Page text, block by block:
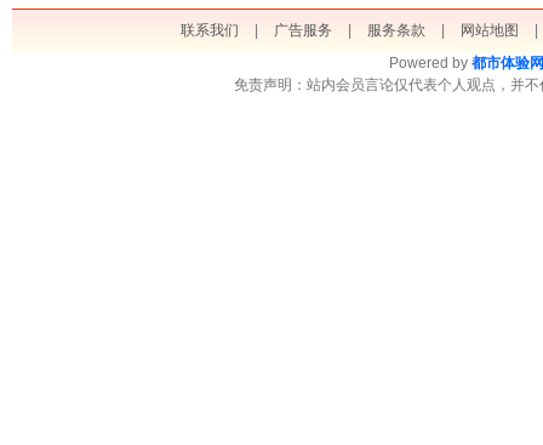
联系我们 广告服务 服务条款 网站地图
Powered by 都市体验网
免责声明：站内会员言论仅代表个人观点，并